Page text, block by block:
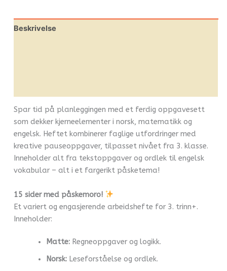
Beskrivelse
Spar tid på planleggingen med et ferdig oppgavesett
som dekker kjerneelementer i norsk, matematikk og
engelsk. Heftet kombinerer faglige utfordringer med
kreative pauseoppgaver, tilpasset nivået fra 3. klasse.
Inneholder alt fra tekstoppgaver og ordlek til engelsk
vokabular – alt i et fargerikt påsketema!
15 sider med påskemoro!
Et variert og engasjerende arbeidshefte for 3. trinn+.
Inneholder:
Matte: Regneoppgaver og logikk.
Norsk: Leseforståelse og ordlek.